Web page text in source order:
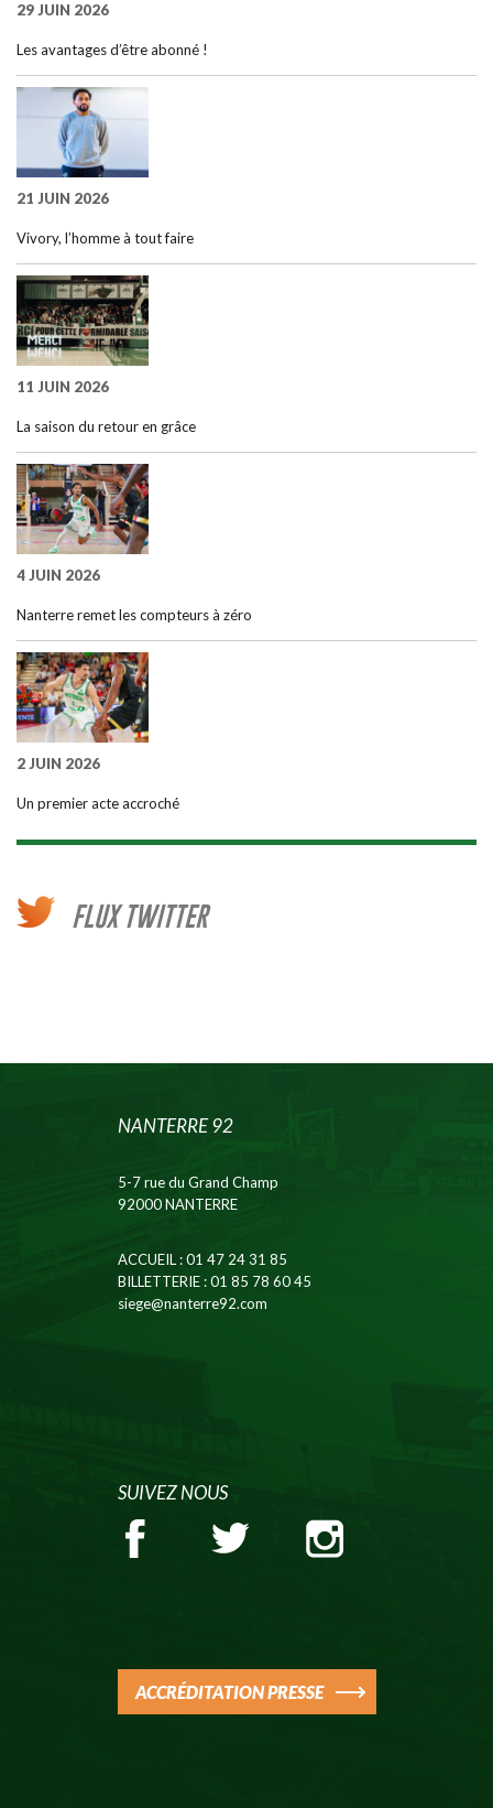
29 JUIN 2026
Les avantages d’être abonné !
21 JUIN 2026
Vivory, l’homme à tout faire
11 JUIN 2026
La saison du retour en grâce
4 JUIN 2026
Nanterre remet les compteurs à zéro
2 JUIN 2026
Un premier acte accroché
FLUX TWITTER
NANTERRE 92
5-7 rue du Grand Champ
92000 NANTERRE
ACCUEIL: 01 47 24 31 85
BILLETTERIE: 01 85 78 60 45
siege@nanterre92.com
SUIVEZ NOUS
ACCRÉDITATION PRESSE